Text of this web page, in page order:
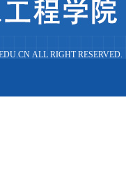
ALL RIGHT RESERVED.